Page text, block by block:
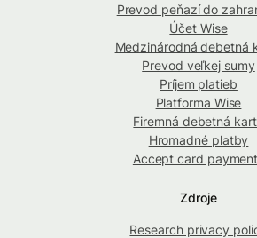
Prevod peňazí do
Účet Wise
Medzinárodná debetná
Prevod veľkej sumy
Príjem platieb
Platforma Wise
Firemná debetná
Hromadné platby
Accept card
Zdroje
Research privacy